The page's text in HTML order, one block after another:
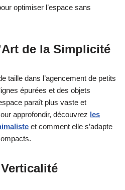
optimiser l’espace sans
de la Simplicité
taille dans l’agencement de petits
épurées et des objets
paraît plus vaste et
approfondir, découvrez les
et comment elle s’adapte